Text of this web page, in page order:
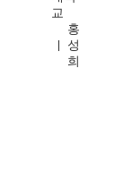
교
홍
성
희